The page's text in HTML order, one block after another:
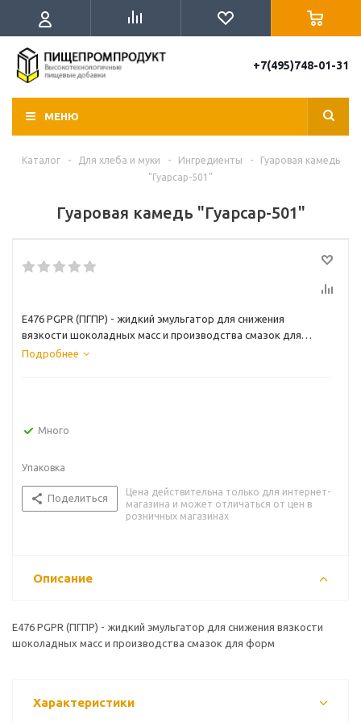
+7(495)748-01-31
МЕНЮ
Каталог - Для хлеба и муки - Ингредиенты -
Гуаровая камедь
"Гуарсар-501"
Гуаровая камедь "Гуарсар-501"
E476 PGPR (ПГПР) - жидкий эмульгатор для снижения
вязкости шоколадных масс и производства смазок для
форм
Подробнее
Много
Упаковка
Поделиться
Цена действительна только для интернет-
магазина и может отличаться от цен в
розничных магазинах
Описание
E476 PGPR (ПГПР) - жидкий эмульгатор для снижения вязкости
шоколадных масс и производства смазок для форм
Характеристики